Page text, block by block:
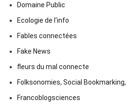
Domaine Public
Ecologie de l'info
Fables connectées
Fake News
fleurs du mal connecte
Folksonomies, Social
Francoblogsciences